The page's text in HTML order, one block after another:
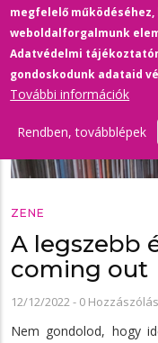
megfelelő
weboldalforgalmunk
Adatvédelmi
gondoskodunk adataid
További információk
Rendben, továbblépek
ZENE
A legszebb
coming out
12/12/2022- 0
Nem gondolod, hogy